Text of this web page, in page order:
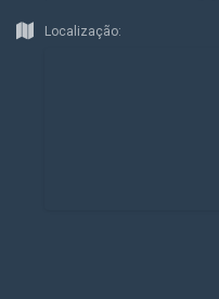
Localização: